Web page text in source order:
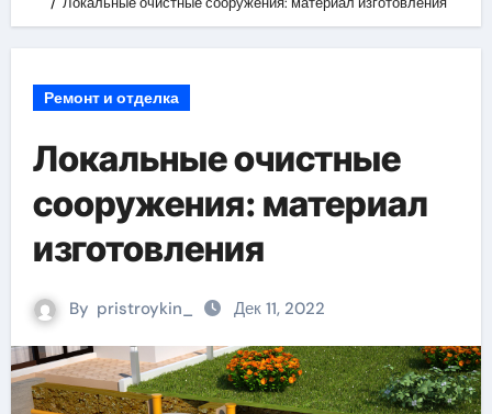
Ремонт и отделка
Локальные очистные
сооружения: материал
изготовления
By pristroykin_ Дек 11, 2022